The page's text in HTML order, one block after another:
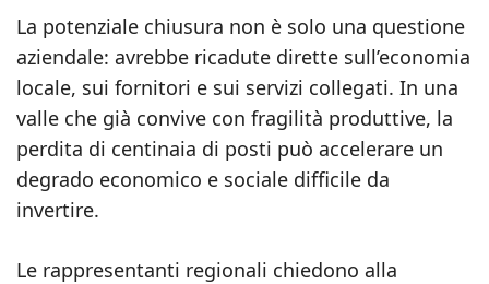
La potenziale chiusura non è solo una questione
aziendale: avrebbe ricadute dirette sull’economia
locale, sui fornitori e sui servizi collegati. In una
valle che già convive con fragilità produttive, la
perdita di centinaia di posti può accelerare un
degrado economico e sociale difficile da
invertire.
Le rappresentanti regionali chiedono alla